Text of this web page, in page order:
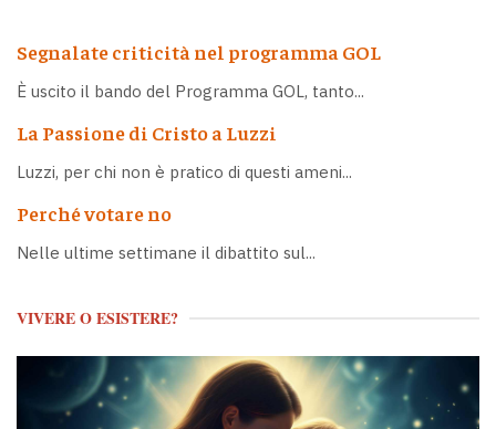
Segnalate criticità nel programma GOL
È uscito il bando del Programma GOL, tanto...
La Passione di Cristo a Luzzi
Luzzi, per chi non è pratico di questi ameni...
Perché votare no
Nelle ultime settimane il dibattito sul...
VIVERE O ESISTERE?